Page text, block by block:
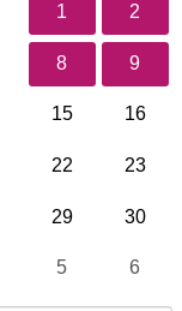
1 2
8 9
15 16
22 23
29 30
5 6